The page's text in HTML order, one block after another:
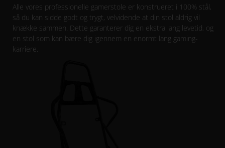
Alle vores professionelle gamerstole er konstrueret i 100% stål,
så du kan sidde godt og trygt, velvidende at din stol aldrig vil
knække sammen. Dette garanterer dig en ekstra lang levetid, og
en stol som kan bære dig igennem en enormt lang gaming-
karriere.